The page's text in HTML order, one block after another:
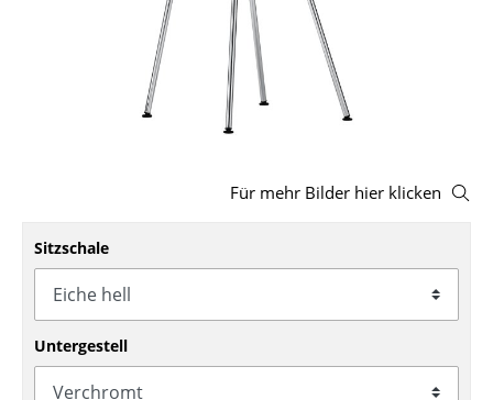
Bänke & Liegen
Schaukelstühle
Bürodrehstühle
Konferenzstühle
Bürosessel
Für mehr Bilder hier klicken
Sitzschale
Untergestell